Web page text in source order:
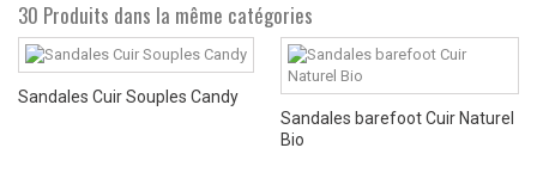
30 Produits dans la même catégories
Sandales Cuir Souples Candy
Sandales barefoot Cuir Naturel
Bio